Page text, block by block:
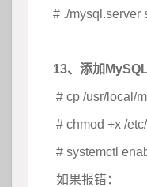
# ./mysql.server
13、添加
# cp /usr/local/
# chmod +x /
# systemctl
如果报错：